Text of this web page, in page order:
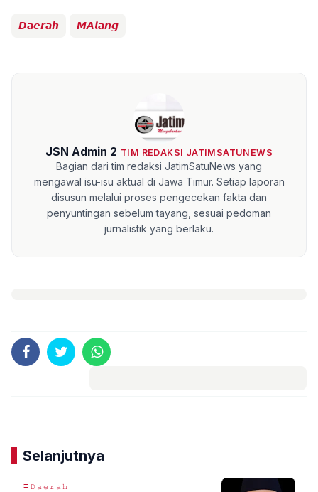
𝘿𝙖𝙚𝙧𝙖𝙝 𝙈𝘼𝙡𝙖𝙣𝙜
JSN Admin 2 TIM REDAKSI JATIMSATUNEWS
Bagian dari tim redaksi JatimSatuNews yang
mengawal isu-isu aktual di Jawa Timur. Setiap laporan
disusun melalui proses pengecekan fakta dan
penyuntingan sebelum tayang, sesuai pedoman
jurnalistik yang berlaku.
Selanjutnya
𝙳𝚊𝚎𝚛𝚊𝚑